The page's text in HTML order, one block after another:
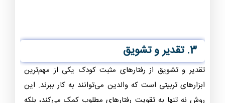
تقدیر و تشویق از رفتارهای مثبت کودک یکی از مهم‌ترین
ابزارهای تربیتی است که والدین می‌توانند به کار ببرند. این
روش نه تنها به تقویت رفتارهای مطلوب کمک می‌کند، بلکه